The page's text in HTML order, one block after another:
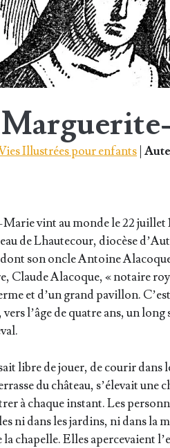
Illustrées pour enfants |
vint au monde le 22 juillet
de Lhau­te­cour, dio­cèse
son oncle Antoine
Claude Ala­coque, « notaire
et d’un grand pavillon.
l’âge de quatre ans, un long
libre de jouer, de cou­rir dans
du châ­teau, s’é­le­vait
à chaque ins­tant. Les
ni dans les jar­dins, ni dans la
cha­pelle. Elles aper­ce­vaient